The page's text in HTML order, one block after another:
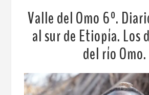
Valle del Omo 6º.
al sur de Etiopía. Los
del río Omo.